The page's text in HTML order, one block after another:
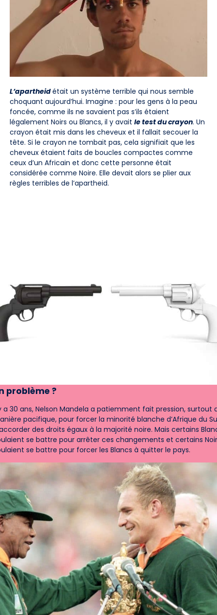
L’apartheidétait un système terrible qui nous semble
choquant aujourd’hui. Imagine : pour les gens à la peau
foncée, comme ils ne savaient pas s’ils étaient
légalement Noirs ou Blancs, il y avait le test du crayon. Un
crayon était mis dans les cheveux et il fallait secouer la
tête. Si le crayon ne tombait pas, cela signifiait que les
cheveux étaient faits de boucles compactes comme
ceux d’un Africain et donc cette personne était
considérée comme Noire. Elle devait alors se plier aux
règles terribles de l’apartheid.
problème ?
a 30 ans, Nelson Mandela a patiemment fait pression, surtout
pacifique, pour forcer la minorité blanche d’Afrique du
des droits égaux à la majorité noire. Mais certains
se battre pour arrêter ces changements et certains
se battre pour forcer les Blancs à quitter le pays.